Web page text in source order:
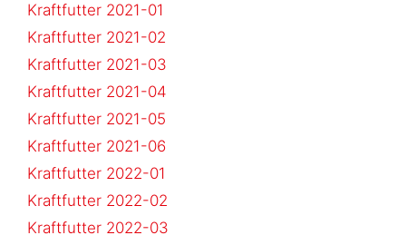
Kraftfutter 2021-01
Kraftfutter 2021-02
Kraftfutter 2021-03
Kraftfutter 2021-04
Kraftfutter 2021-05
Kraftfutter 2021-06
Kraftfutter 2022-01
Kraftfutter 2022-02
Kraftfutter 2022-03